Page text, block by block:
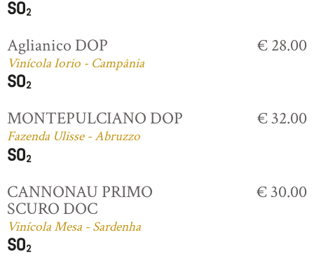
Aglianico DOP
Vinícola Iorio - Campânia
€ 28.00
MONTEPULCIANO DOP
Fazenda Ulisse - Abruzzo
€ 32.00
CANNONAU PRIMO
SCURO DOC
Vinícola Mesa - Sardenha
€ 30.00